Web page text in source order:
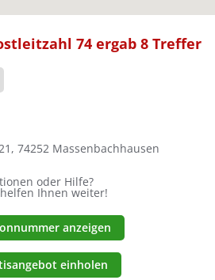
74 ergab 8 Treffer
74252 Massenbachhausen
oder Hilfe?
Ihnen weiter!
anzeigen
einholen